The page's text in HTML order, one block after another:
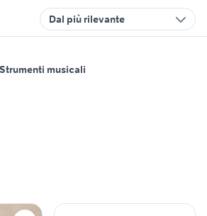
Dal più rilevante
musicali